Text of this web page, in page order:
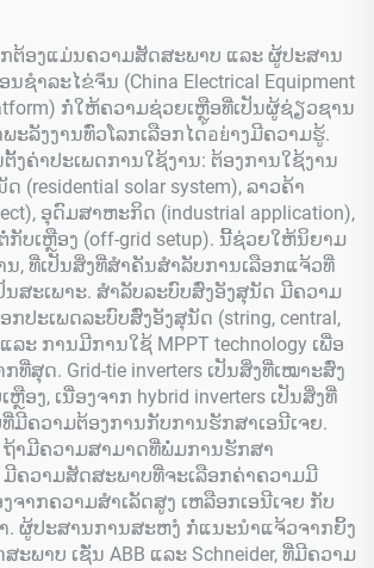
ຕ້ອງແມ່ນຄວາມສັດສະພາບ ແລະ ຜູ້ປະສານ
ຊຳລະໄຂ່ຈีນ (China Electrical Equipment
ກໍ່ໃຫ້ຄວາມຊ່ວຍເຫຼືອທີ່ເປັນຜູ້ຊ່ຽວຊານ
ະລັງງານທົ່ວໂລກເລືອກໄດ้อย່າງມີຄວາມຮູ້.
ງຄ່າປະເພດການໃຊ້ງານ: ຕ້ອງການໃຊ້ງານ
(residential solar system), ລາວຄ້າ
ອຸດົມສາຫະກິດ (industrial application),
ບເຫຼືອງ (off-grid setup). ນີ້ຊ່ວຍໃຫ້ນິຍາມ
ນ, ທີ່ເປັນສິ່ງທີ່ສຳຄັນສຳລັບການເລືອກແຈ້ວທີ່
ນສະເພາະ. ສຳລັບລະບົບສົ່ງອັງສຸນັດ ມີຄວາມ
ປະເພດລະບົບສົ່ງອັງສຸນັດ (string, central,
ລະ ການມີການໃຊ້ MPPT technology ເພື່ອ
ທີ່ສຸດ. Grid-tie inverters ເປັນສິ່ງທີ່ເໝາະສົ່ງ
ອງ, ເນື່ອງຈາກ hybrid inverters ເປັນສິ່ງທີ່
ມີຄວາມຕ້ອງການກັບການຮັກສາເອນີເຈຍ.
ຖ້າມີຄວາມສາມາດທີ່ພໍ່ມການຮັກສາ
ມີຄວາມສັດສະພາບທີ່ຈະເລືອກຄ່າຄວາມມີ
ຈາກຄວາມສຳເລັດສູງ ເຫລືອກເອນີເຈຍ ກັບ
. ຜູ້ປະສານການສະຫງໍ ກໍ່ແນະນຳແຈ້ວຈາກຍິ້ງ
ພາບ ເຊັ່ນ ABB ແລະ Schneider, ທີ່ມີຄວາມ